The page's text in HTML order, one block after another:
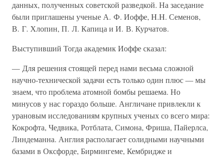
данных, полученных советской разведкой. На заседание
были приглашены ученые А. Ф. Иоффе, H.H. Семенов,
В. Г. Хлопин, П. Л. Капица и И. В. Курчатов.
Выступивший Тогда академик Иоффе сказал:
— Для решения стоящей перед нами весьма сложной
научно-технической задачи есть только один плюс — мы
знаем, что проблема атомной бомбы решаема. Но
минусов у нас гораздо больше. Англичане привлекли к
урановым исследованиям крупных ученых со всего мира:
Кокрофта, Чедвика, Ротблата, Симона, Фриша, Пайерлса,
Линдеманна. Англия располагает солидными научными
базами в Оксфорде, Бирмингеме, Кембридже и